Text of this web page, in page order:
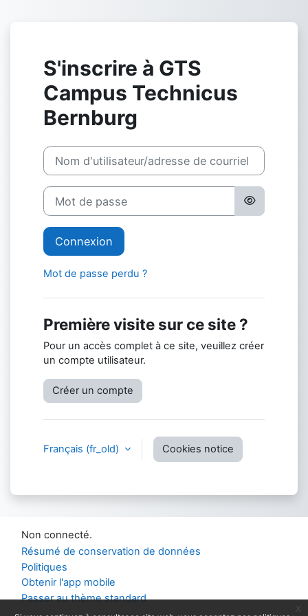
S'inscrire à GTS
Campus Technicus
Bernburg
Nom d'utilisateur/adresse de courriel
Mot de passe
Connexion
Mot de passe perdu ?
Première visite sur ce site ?
Pour un accès complet à ce site, veuillez créer
un compte utilisateur.
Créer un compte
Français ‎(fr_old)‎ Cookies notice
Non connecté.
Résumé de conservation de données
Politiques
Obtenir l'app mobile
Passer au thème standard